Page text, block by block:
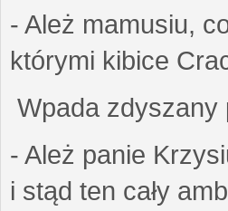
- Ależ mamusiu,
którymi kibice
Wpada zdyszany
- Ależ panie
i stąd ten cały